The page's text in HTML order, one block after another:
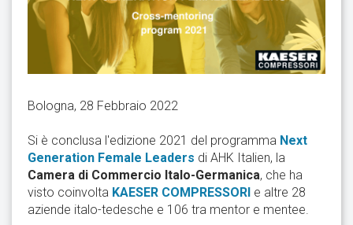
Bologna, 28 Febbraio 2022
Si è conclusa l'edizione 2021 del programma Next
Generation Female Leaders di AHK Italien, la
Camera di Commercio Italo-Germanica, che ha
visto coinvolta KAESER COMPRESSORI e altre 28
aziende italo-tedesche e 106 tra mentor e mentee.